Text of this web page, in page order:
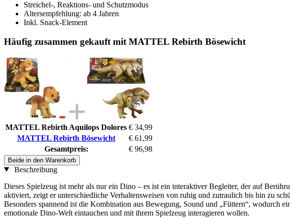
Streichel-, Reaktions- und Schutzmodus
Altersempfehlung: ab 4 Jahren
Inkl. Snack-Element
Häufig zusammen gekauft mit MATTEL Rebirth Bösewicht
MATTEL Rebirth Aquilops Dolores € 34,99
MATTEL Rebirth Bösewicht
€ 61,99
Gesamtpreis:
€ 96,98
Beide in den Warenkorb
Beschreibung
Dieses Spielzeug ist mehr als nur ein Dino – es ist ein interaktiver Begleiter, der auf
aktiviert, zeigt er unterschiedliche Verhaltensweisen von ruhig und zutraulich bis hin zu
Besonders spannend ist die Kombination aus Bewegung, Sound und „Füttern“, wodurch
emotionale Dino-Welt eintauchen und mit ihrem Spielzeug interagieren wollen.